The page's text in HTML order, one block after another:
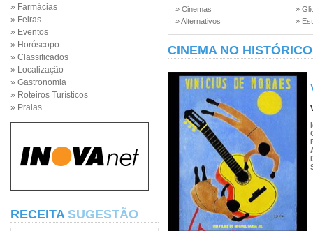
» Farmácias
» Feiras
» Eventos
» Horóscopo
» Classificados
» Localização
» Gastronomia
» Roteiros Turísticos
» Praias
RECEITA SUGESTÃO
» Cinemas
» Alternativos
»
»
CINEMA NO HISTÓRICO